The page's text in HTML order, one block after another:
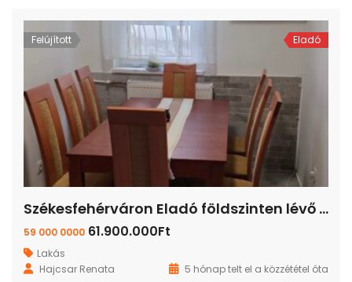
Felújított Eladó
Székesfehérváron Eladó földszinten lévő lakás
59 000 0000 61.900.000Ft
Lakás
Hajcsar Renata
5 hónap telt el a közzététel óta